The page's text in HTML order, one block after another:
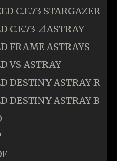
C.E.73 STARGAZER
C.E.73 ⊿ASTRAY
FRAME ASTRAYS
VS ASTRAY
DESTINY ASTRAY R
DESTINY ASTRAY B